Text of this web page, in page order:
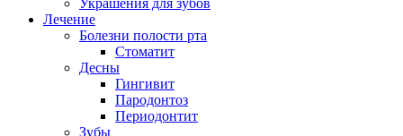
Украшения для зубов
Лечение
Болезни полости рта
Стоматит
Десны
Гингивит
Пародонтоз
Периодонтит
Зубы